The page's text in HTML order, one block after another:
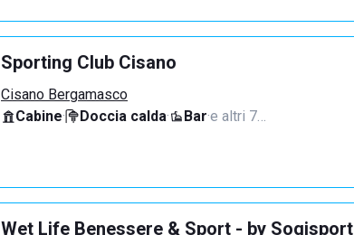
Sporting Club Cisano
Cisano Bergamasco
Cabine· Doccia calda· Bar·e altri 7…
Wet Life Benessere & Sport - by Sogisport